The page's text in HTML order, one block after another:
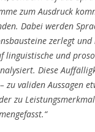
zum Ausdruck
Dabei werden
zerlegt und
linguistische und
Diese
zu validen Aussagen
zu